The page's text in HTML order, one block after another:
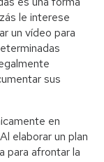
le interese
un vídeo para
sus
en
elaborar un plan
para afrontar la